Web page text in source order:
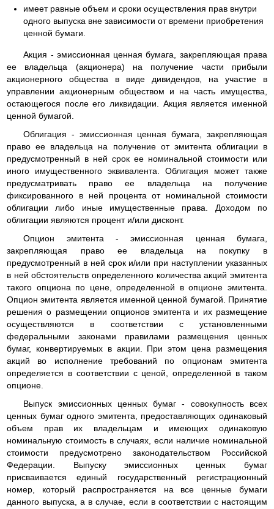
имеет равные объем и сроки осуществления прав внутри
одного выпуска вне зависимости от времени приобретения
ценной бумаги.
Акция - эмиссионная ценная бумага, закрепляющая права
ее владельца (акционера) на получение части прибыли
акционерного общества в виде дивидендов, на участие в
управлении акционерным обществом и на часть имущества,
остающегося после его ликвидации. Акция является именной
ценной бумагой.
Облигация - эмиссионная ценная бумага, закрепляющая
право ее владельца на получение от эмитента облигации в
предусмотренный в ней срок ее номинальной стоимости или
иного имущественного эквивалента. Облигация может также
предусматривать право ее владельца на получение
фиксированного в ней процента от номинальной стоимости
облигации либо иные имущественные права. Доходом по
облигации являются процент и/или дисконт.
Опцион эмитента - эмиссионная ценная бумага,
закрепляющая право ее владельца на покупку в
предусмотренный в ней срок и/или при наступлении указанных
в ней обстоятельств определенного количества акций эмитента
такого опциона по цене, определенной в опционе эмитента.
Опцион эмитента является именной ценной бумагой. Принятие
решения о размещении опционов эмитента и их размещение
осуществляются в соответствии с установленными
федеральными законами правилами размещения ценных
бумаг, конвертируемых в акции. При этом цена размещения
акций во исполнение требований по опционам эмитента
определяется в соответствии с ценой, определенной в таком
опционе.
Выпуск эмиссионных ценных бумаг - совокупность всех
ценных бумаг одного эмитента, предоставляющих одинаковый
объем прав их владельцам и имеющих одинаковую
номинальную стоимость в случаях, если наличие номинальной
стоимости предусмотрено законодательством Российской
Федерации. Выпуску эмиссионных ценных бумаг
присваивается единый государственный регистрационный
номер, который распространяется на все ценные бумаги
данного выпуска, а в случае, если в соответствии с настоящим